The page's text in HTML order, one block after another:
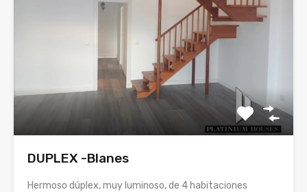
DUPLEX -Blanes
Hermoso dúplex, muy luminoso, de 4 habitaciones